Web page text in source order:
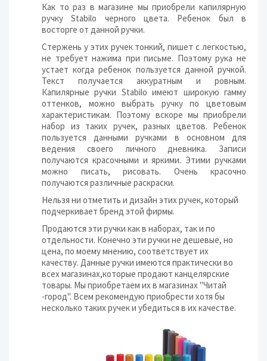
Как то раз в магазине мы приобрели капилярную
ручку Stabilo черного цвета. Ребенок был в
восторге от данной ручки.
Стержень у этих ручек тонкий, пишет с легкостью,
не требует нажима при письме. Поэтому рука не
устает когда ребенок пользуется данной ручкой.
Текст получается аккуратным и ровным.
Капилярные ручки Stabilo имеют широкую гамму
оттенков, можно выбрать ручку по цветовым
характеристикам. Поэтому вскоре мы приобрели
набор из таких ручек, разных цветов. Ребенок
пользуется данными ручками в основном для
ведения своего личного дневника. Записи
получаются красочными и яркими. Этими ручками
можно писать, рисовать. Очень красочно
получаются различные раскраски.
Нельзя ни отметить и дизайн этих ручек, который
подчеркивает бренд этой фирмы.
Продаются эти ручки как в наборах, так и по
отдельности. Конечно эти ручки не дешевые, но
цена, по моему мнению, соответствует их
качеству. Данные ручки имеются практически во
всех магазинах,которые продают канцелярские
товары. Мы приобретаем их в магазинах "Читай
-город". Всем рекомендую приобрести хотя бы
несколько таких ручек и убедиться в их качестве.